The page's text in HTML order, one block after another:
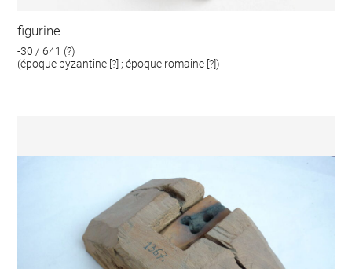
figurine
-30 / 641 (?)
(époque byzantine [?] ; époque romaine [?])